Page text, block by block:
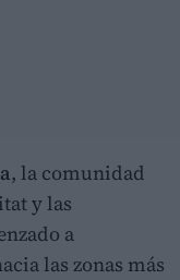
, la comunidad
y las
a
las zonas más